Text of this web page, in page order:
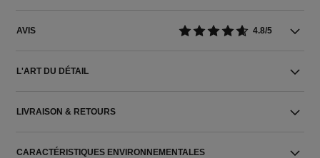
AVIS 4.8/5
L'ART DU DÉTAIL
LIVRAISON & RETOURS
CARACTÉRISTIQUES ENVIRONNEMENTALES